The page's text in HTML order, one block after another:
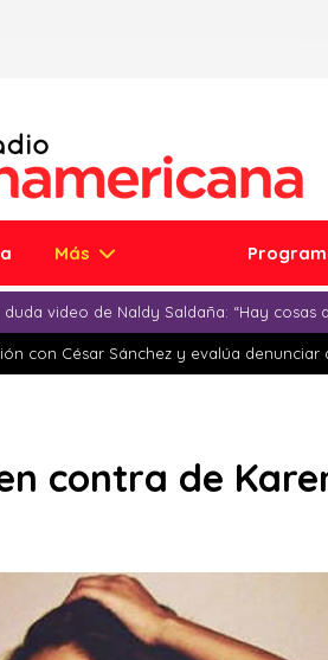
Más
video de Naldy Saldaña: “Hay cosas
con César Sánchez y evalúa denunciar
contra de